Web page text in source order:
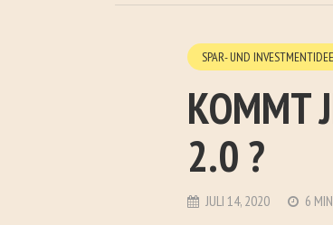
SPAR- UND
KOMMT
2.0 ?
JULI 14, 2020 6